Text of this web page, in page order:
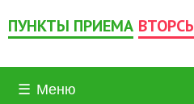
ПУНКТЫ ПРИЕМА
☰ Меню